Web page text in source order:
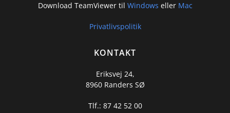
Download TeamViewer til Windows eller Mac
Privatlivspolitik
KONTAKT
Eriksvej 24,
8960 Randers SØ
Tlf.: 87 42 52 00